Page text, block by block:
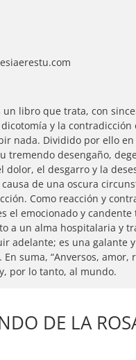
un libro que trata, con
y la
nada. Dividido por ello
tremendo desengaño,
dolor, el desgarro y la
de una oscura
Como reacción y
el emocionado y
a un alma hospitalaria y
adelante; es una galante
suma, “Anversos,
por lo tanto, al mundo.
DE LA